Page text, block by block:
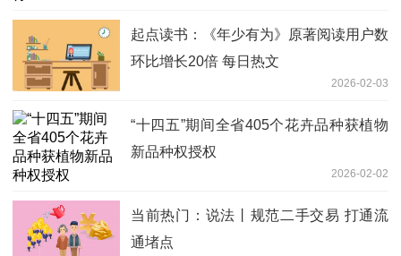
起点读书：《年少有为》原著阅读用户数
环比增长20倍 每日热文
2026-02-03
“十四五”期间全省405个花卉品种获植物
新品种权授权
2026-02-02
当前热门：说法丨规范二手交易 打通流
通堵点